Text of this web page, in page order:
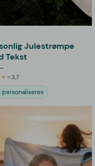
Julestrømpe
Tekst
3,7
personaliseres